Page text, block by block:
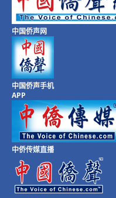
中国侨声网
中国侨声手机
APP
中侨传媒直播